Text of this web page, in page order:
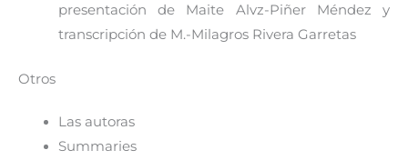
presentación de Maite Alvz-Piñer Méndez y
transcripción de M.-Milagros Rivera Garretas
Otros
Las autoras
Summaries